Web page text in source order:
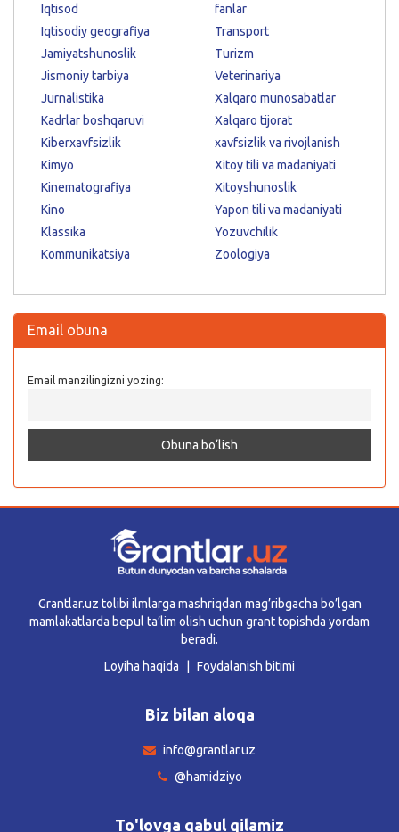
Iqtisod
Iqtisodiy geografiya
Jamiyatshunoslik
Jismoniy tarbiya
Jurnalistika
Kadrlar boshqaruvi
Kiberxavfsizlik
Kimyo
Kinematografiya
Kino
Klassika
Kommunikatsiya
fanlar
Transport
Turizm
Veterinariya
Xalqaro munosabatlar
Xalqaro tijorat
xavfsizlik va rivojlanish
Xitoy tili va madaniyati
Xitoyshunoslik
Yapon tili va madaniyati
Yozuvchilik
Zoologiya
Email obuna
Email manzilingizni yozing:
Grantlar.uz tolibi ilmlarga mashriqdan mag’ribgacha bo’lgan
mamlakatlarda bepul ta’lim olish uchun grant topishda yordam
beradi.
Loyiha haqida
Foydalanish bitimi
Biz bilan aloqa
info@grantlar.uz
@hamidziyo
To'lovga qabul qilamiz